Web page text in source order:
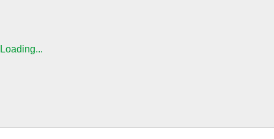
Loading...